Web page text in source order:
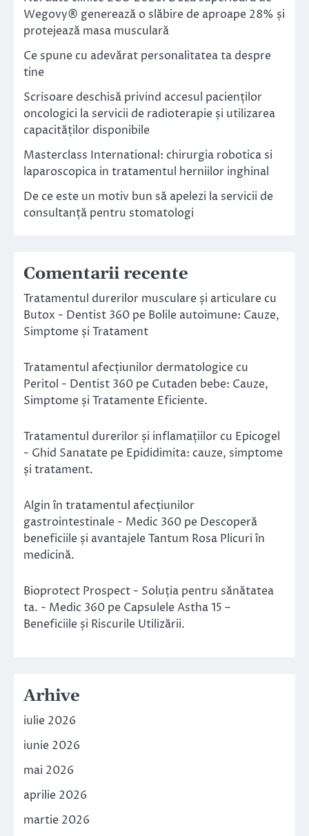
Wegovy® generează o slăbire de aproape 28% și
protejează masa musculară
Ce spune cu adevărat personalitatea ta despre
tine
Scrisoare deschisă privind accesul pacienților
oncologici la servicii de radioterapie și utilizarea
capacităților disponibile
Masterclass International: chirurgia robotica si
laparoscopica in tratamentul herniilor inghinal
De ce este un motiv bun să apelezi la servicii de
consultanță pentru stomatologi
Comentarii recente
Tratamentul durerilor musculare și articulare cu
Butox - Dentist 360 pe Bolile autoimune: Cauze,
Simptome și Tratament
Tratamentul afecțiunilor dermatologice cu
Peritol - Dentist 360 pe Cutaden bebe: Cauze,
Simptome și Tratamente Eficiente.
Tratamentul durerilor și inflamațiilor cu Epicogel
- Ghid Sanatate pe Epididimita: cauze, simptome
și tratament.
Algin în tratamentul afecțiunilor
gastrointestinale - Medic 360 pe Descoperă
beneficiile și avantajele Tantum Rosa Plicuri în
medicină.
Bioprotect Prospect - Soluția pentru sănătatea
ta. - Medic 360 pe Capsulele Astha 15 –
Beneficiile și Riscurile Utilizării.
Arhive
iulie 2026
iunie 2026
mai 2026
aprilie 2026
martie 2026